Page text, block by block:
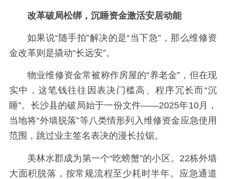
改革破局松绑，沉睡资金激活安居动能
如果说“随手拍”解决的是“当下急”，那么维修资
金改革则是撬动“长远安”。
物业维修资金常被称作房屋的“养老金”，但在现
实中，这笔钱往往因表决门槛高、程序冗长而“沉
睡”。长沙县的破局始于一份文件——2025年10月，
当地将“外墙脱落”等八类情形列入维修资金应急使用
范围，跳过业主签名表决的漫长拉锯。
美林水郡成为第一个“吃螃蟹”的小区。22栋外墙
大面积脱落，按常规流程至少耗时半年。应急通道